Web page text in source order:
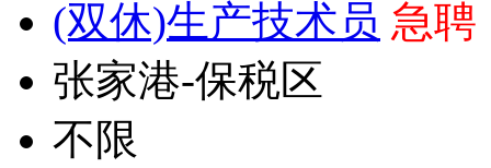
(双休)生产技术员 急聘
张家港-保税区
不限